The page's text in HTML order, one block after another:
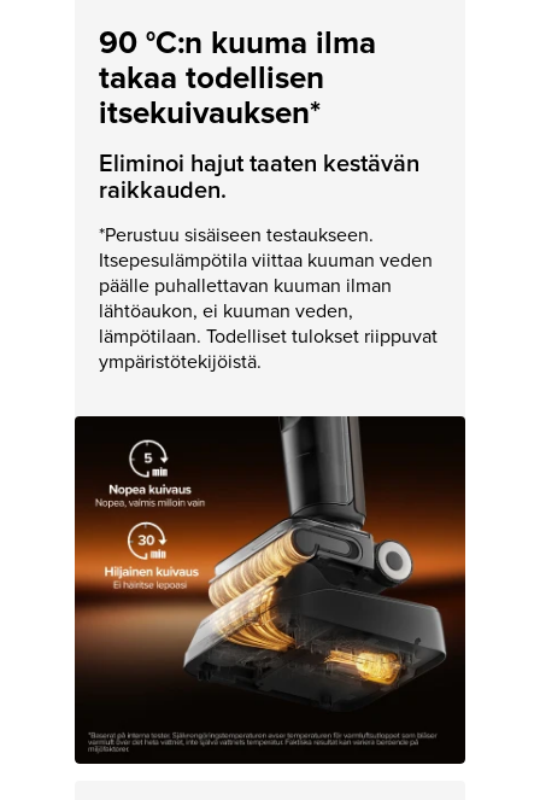
90 °C:n kuuma ilma
takaa todellisen
itsekuivauksen*
Eliminoi hajut taaten kestävän
raikkauden.
*Perustuu sisäiseen testaukseen.
Itsepesulämpötila viittaa kuuman veden
päälle puhallettavan kuuman ilman
lähtöaukon, ei kuuman veden,
lämpötilaan. Todelliset tulokset riippuvat
ympäristötekijöistä.